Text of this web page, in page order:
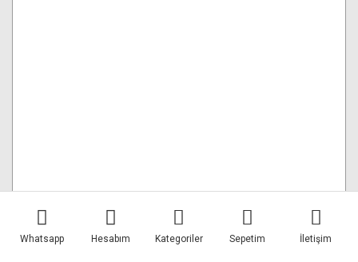
Whatsapp Hesabım Kategoriler Sepetim İletişim